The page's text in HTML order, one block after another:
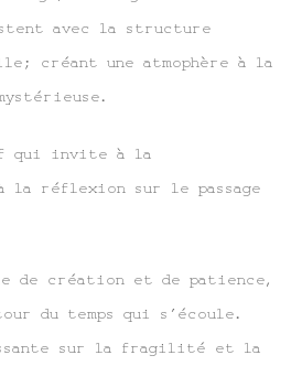
avec la structure
créant une atmophère à la
qui invite à la
la réflexion sur le passage
de création et de patience,
du temps qui s’écoule.
sur la fragilité et la